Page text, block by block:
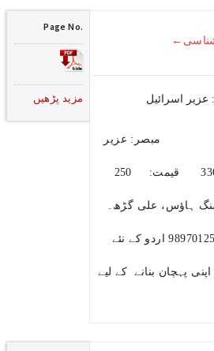
اسرائیل
مبصر: عزیر
اسرائیل صفحات: 336 قیمت: 250
ہاؤس، علی گڑھ۔
مؤلف سے رابطہ کا نمبر:9897012528 اردو کے نئے
پہچان بنانے کے لیے
Page No.
مزید پڑھیں